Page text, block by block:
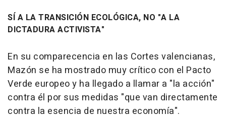
SÍ A LA TRANSICIÓN ECOLÓGICA, NO "A LA
DICTADURA ACTIVISTA"
En su comparecencia en las Cortes valencianas,
Mazón se ha mostrado muy crítico con el Pacto
Verde europeo y ha llegado a llamar a "la acción"
contra él por sus medidas "que van directamente
contra la esencia de nuestra economía".